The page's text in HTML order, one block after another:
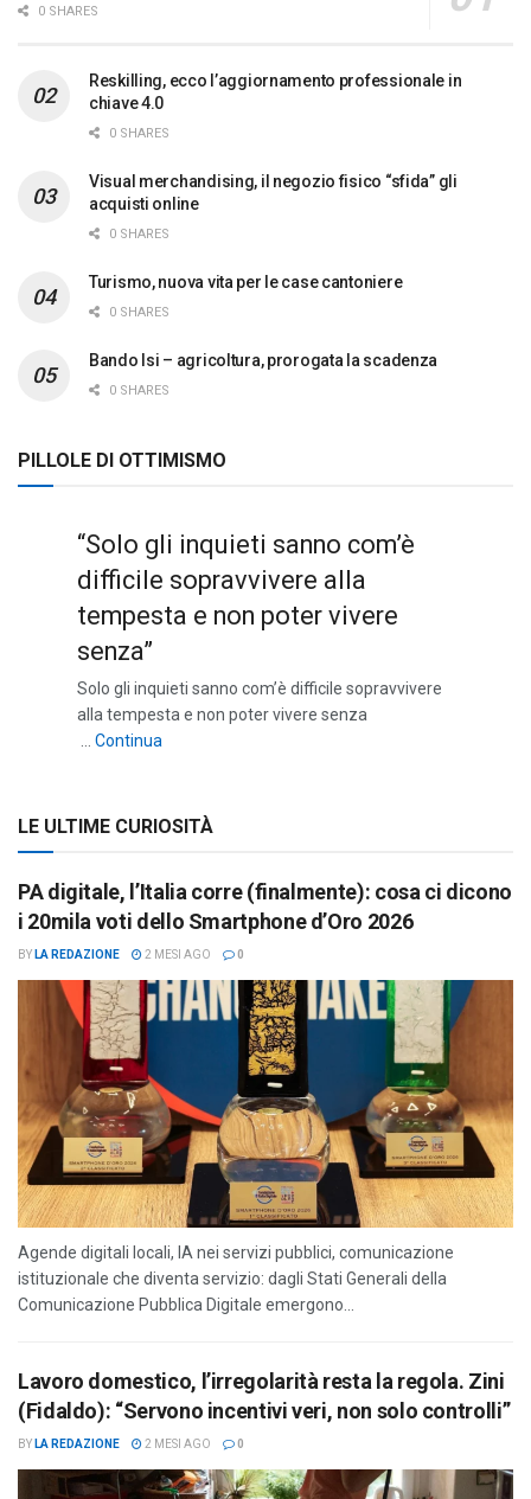
0 SHARES
Reskilling, ecco l’aggiornamento professionale in
chiave 4.0
0 SHARES
Visual merchandising, il negozio fisico “sfida” gli
acquisti online
0 SHARES
Turismo, nuova vita per le case cantoniere
0 SHARES
Bando Isi – agricoltura, prorogata la scadenza
0 SHARES
PILLOLE DI OTTIMISMO
“Solo gli inquieti sanno com’è
difficile sopravvivere alla
tempesta e non poter vivere
senza”
Solo gli inquieti sanno com’è difficile sopravvivere
alla tempesta e non poter vivere senza
… Continua
LE ULTIME CURIOSITÀ
PA digitale, l’Italia corre (finalmente): cosa ci dicono
i 20mila voti dello Smartphone d’Oro 2026
BY LA REDAZIONE 2 MESI AGO 0
Agende digitali locali, IA nei servizi pubblici, comunicazione
istituzionale che diventa servizio: dagli Stati Generali della
Comunicazione Pubblica Digitale emergono...
Lavoro domestico, l’irregolarità resta la regola. Zini
(Fidaldo): “Servono incentivi veri, non solo controlli”
BY LA REDAZIONE 2 MESI AGO 0